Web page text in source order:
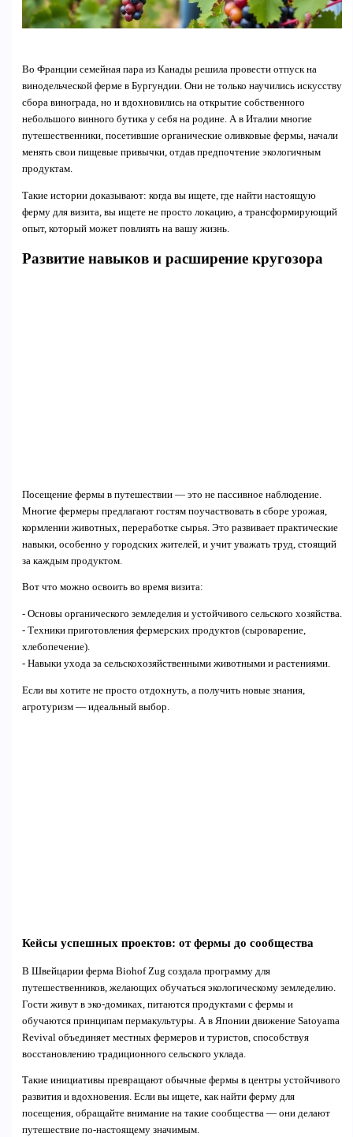
Во Франции семейная пара из Канады решила провести отпуск на
винодельческой ферме в Бургундии. Они не только научились искусству
сбора винограда, но и вдохновились на открытие собственного
небольшого винного бутика у себя на родине. А в Италии многие
путешественники, посетившие органические оливковые фермы, начали
менять свои пищевые привычки, отдав предпочтение экологичным
продуктам.
Такие истории доказывают: когда вы ищете, где найти настоящую
ферму для визита, вы ищете не просто локацию, а трансформирующий
опыт, который может повлиять на вашу жизнь.
Развитие навыков и расширение кругозора
Посещение фермы в путешествии — это не пассивное наблюдение.
Многие фермеры предлагают гостям поучаствовать в сборе урожая,
кормлении животных, переработке сырья. Это развивает практические
навыки, особенно у городских жителей, и учит уважать труд, стоящий
за каждым продуктом.
Вот что можно освоить во время визита:
- Основы органического земледелия и устойчивого сельского хозяйства.
- Техники приготовления фермерских продуктов (сыроварение,
хлебопечение).
- Навыки ухода за сельскохозяйственными животными и растениями.
Если вы хотите не просто отдохнуть, а получить новые знания,
агротуризм — идеальный выбор.
Кейсы успешных проектов: от фермы до сообщества
В Швейцарии ферма Biohof Zug создала программу для
путешественников, желающих обучаться экологическому земледелию.
Гости живут в эко-домиках, питаются продуктами с фермы и
обучаются принципам пермакультуры. А в Японии движение Satoyama
Revival объединяет местных фермеров и туристов, способствуя
восстановлению традиционного сельского уклада.
Такие инициативы превращают обычные фермы в центры устойчивого
развития и вдохновения. Если вы ищете, как найти ферму для
посещения, обращайте внимание на такие сообщества — они делают
путешествие по-настоящему значимым.